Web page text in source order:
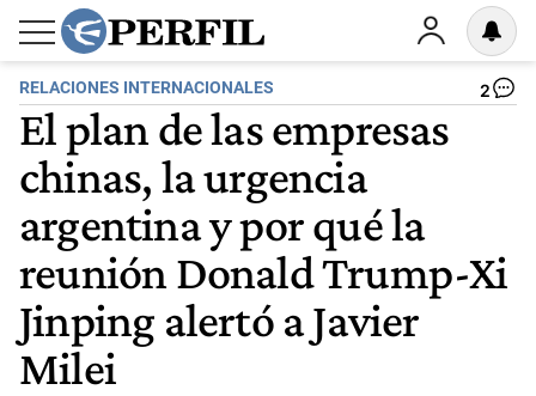
RELACIONES INTERNACIONALES 2
El plan de las empresas
chinas, la urgencia
argentina y por qué la
reunión Donald Trump-Xi
Jinping alertó a Javier
Milei